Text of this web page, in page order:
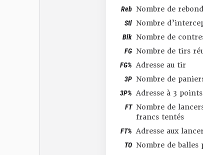
Reb Nombre de
Stl Nombre
Blk Nombre de
FG Nombre de tirs
FG% Adresse au tir
3P Nombre de
3P% Adresse à 3 points
FT Nombre de
francs tentés
FT% Adresse aux
TO Nombre de balles